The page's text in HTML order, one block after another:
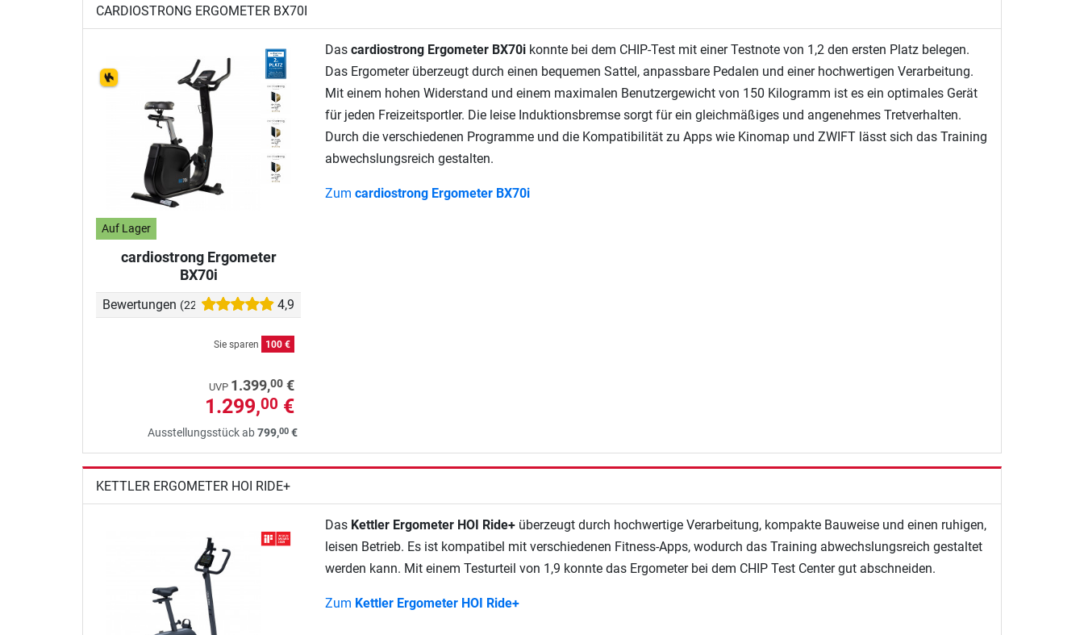
CARDIOSTRONG ERGOMETER BX70I
Auf Lager
cardiostrong Ergometer
BX70i
Bewertungen (223) 4,9
Sie sparen 100 €
UVP 1.399,00 €
1.299,00 €
Ausstellungsstück ab799,00 €
Das cardiostrong Ergometer BX70i konnte bei dem CHIP-Test mit einer Testnote von 1,2 den ersten Platz belegen.
Das Ergometer überzeugt durch einen bequemen Sattel, anpassbare Pedalen und einer hochwertigen Verarbeitung.
Mit einem hohen Widerstand und einem maximalen Benutzergewicht von 150 Kilogramm ist es ein optimales Gerät
für jeden Freizeitsportler. Die leise Induktionsbremse sorgt für ein gleichmäßiges und angenehmes Tretverhalten.
Durch die verschiedenen Programme und die Kompatibilität zu Apps wie Kinomap und ZWIFT lässt sich das Training
abwechslungsreich gestalten.
Zum cardiostrong Ergometer BX70i
KETTLER ERGOMETER HOI RIDE+
Das Kettler Ergometer HOI Ride+ überzeugt durch hochwertige Verarbeitung, kompakte Bauweise und einen ruhigen,
leisen Betrieb. Es ist kompatibel mit verschiedenen Fitness-Apps, wodurch das Training abwechslungsreich gestaltet
werden kann. Mit einem Testurteil von 1,9 konnte das Ergometer bei dem CHIP Test Center gut abschneiden.
Zum Kettler Ergometer HOI Ride+